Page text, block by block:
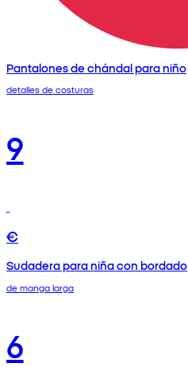
Pantalones de chándal para niño
detalles de costuras
9
€
Sudadera para niña con bordado
de manga larga
6